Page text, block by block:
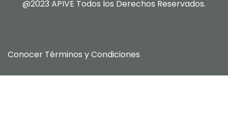
@2023 APIVE Todos los Derechos Reservados.
Conocer Términos y Condiciones